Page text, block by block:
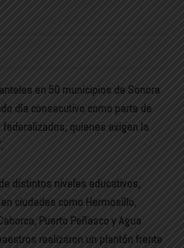
en 50 municipios de Sonora
día consecutivo como parte de
quienes exigen la
distintos niveles educativos,
ciudades como Hermosillo,
Puerto Peñasco y Agua
realizaron un plantón frente